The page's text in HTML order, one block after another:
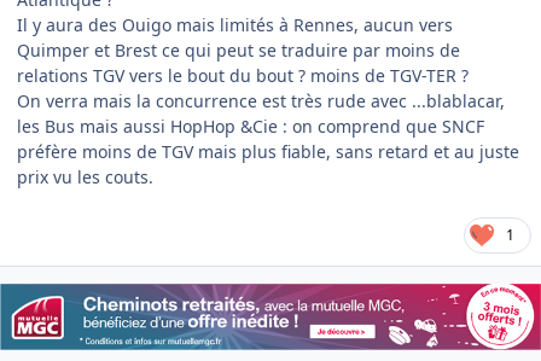
Il y aura des Ouigo mais limités à Rennes, aucun vers
Quimper et Brest ce qui peut se traduire par moins de
relations TGV vers le bout du bout ? moins de TGV-TER ?
On verra mais la concurrence est très rude avec ...blablacar,
les Bus mais aussi HopHop &Cie : on comprend que SNCF
préfère moins de TGV mais plus fiable, sans retard et au juste
prix vu les couts.
1